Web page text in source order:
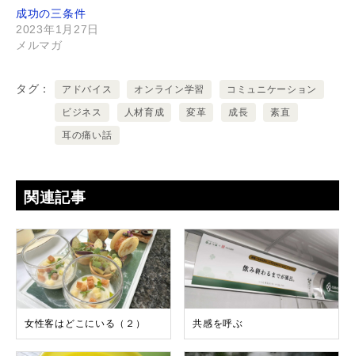
成功の三条件
2023年1月27日
メルマガ
タグ アドバイス オンライン学習 コミュニケーション
ビジネス 人材育成 変革 成長 素直
耳の痛い話
関連記事
女性客はどこにいる（２） 共感を呼ぶ